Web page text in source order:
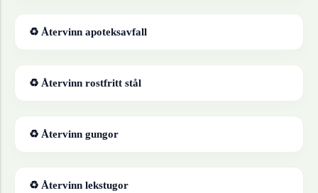
♻ Återvinn apoteksavfall
♻ Återvinn rostfritt stål
♻ Återvinn gungor
♻ Återvinn lekstugor